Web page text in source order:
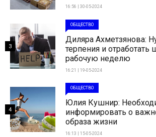
16:56 | 30-05-2024
ОБЩЕСТВО
Диляра Ахметзянова:
терпения и
рабочую неделю
16:21 | 19-05-2024
3
ОБЩЕСТВО
Юлия Кушнир:
информировать о
образа жизни
16:13 | 15-05-2024
4